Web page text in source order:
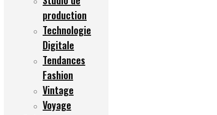
production
Technologie
Digitale
Tendances
Fashion
Vintage
Voyage